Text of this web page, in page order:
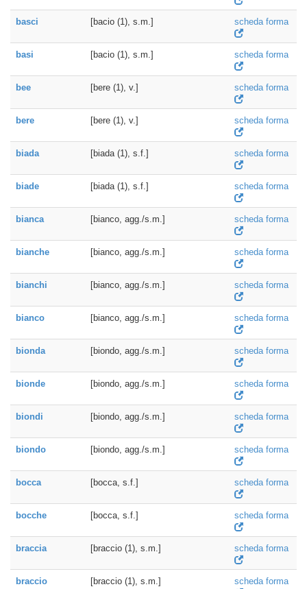
basci [bacio (1), s.m.] scheda forma
basi [bacio (1), s.m.] scheda forma
bee [bere (1), v.] scheda forma
bere [bere (1), v.] scheda forma
biada [biada (1), s.f.] scheda forma
biade [biada (1), s.f.] scheda forma
bianca [bianco, agg./s.m.] scheda forma
bianche [bianco, agg./s.m.] scheda forma
bianchi [bianco, agg./s.m.] scheda forma
bianco [bianco, agg./s.m.] scheda forma
bionda [biondo, agg./s.m.] scheda forma
bionde [biondo, agg./s.m.] scheda forma
biondi [biondo, agg./s.m.] scheda forma
biondo [biondo, agg./s.m.] scheda forma
bocca [bocca, s.f.] scheda forma
bocche [bocca, s.f.] scheda forma
braccia [braccio (1), s.m.] scheda forma
braccio [braccio (1), s.m.] scheda forma